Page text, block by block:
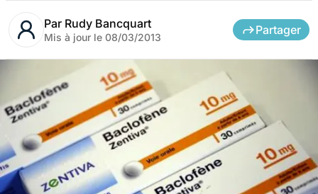
Par Rudy Bancquart
Mis à jour le 08/03/2013
Partager